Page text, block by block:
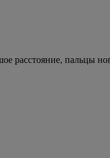
расстояние, пальцы